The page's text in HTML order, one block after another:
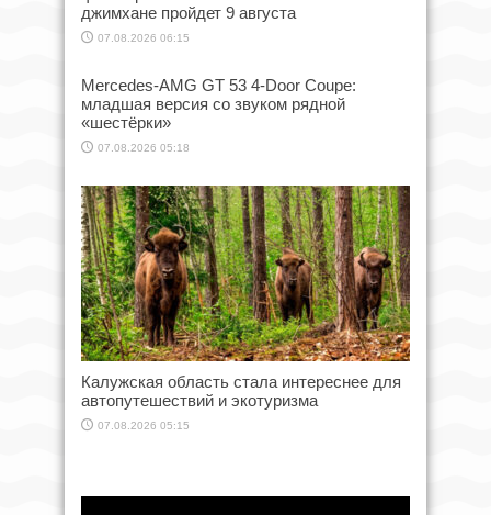
джимхане пройдет 9 августа
07.08.2026 06:15
Mercedes-AMG GT 53 4-Door Coupe:
младшая версия со звуком рядной
«шестёрки»
07.08.2026 05:18
Калужская область стала интереснее для
автопутешествий и экотуризма
07.08.2026 05:15